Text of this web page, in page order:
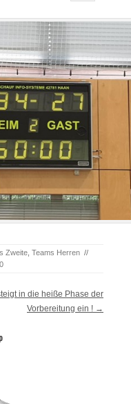
Zweite, Teams Herren //
in die heiße Phase der
Vorbereitung ein ! →